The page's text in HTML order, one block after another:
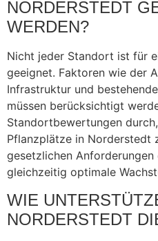
NORDERSTEDT
WERDEN?
Nicht jeder Standort ist für
geeignet. Faktoren wie der
Infrastruktur und
müssen berücksichtigt
Standortbewertungen
Pflanzplätze in Norderstedt
gesetzlichen Anforderungen
gleichzeitig optimale
WIE
NORDERSTEDT